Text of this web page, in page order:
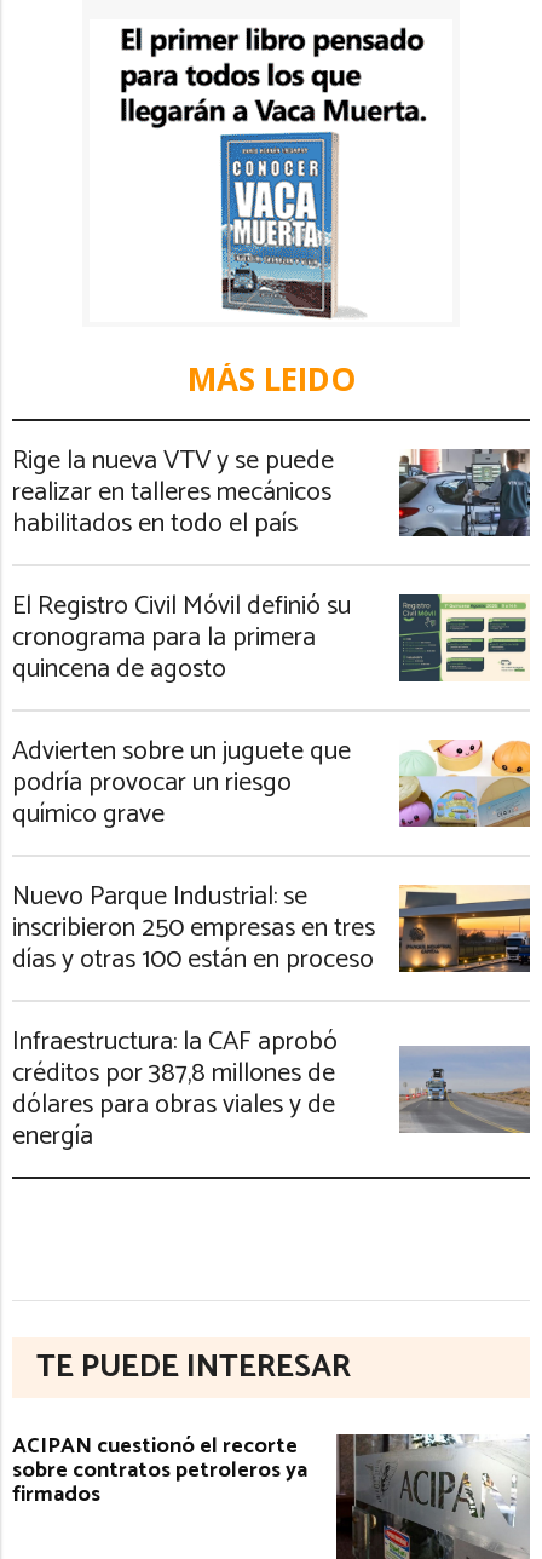
MÁS LEIDO
Rige la nueva VTV y se puede
realizar en talleres mecánicos
habilitados en todo el país
El Registro Civil Móvil definió su
cronograma para la primera
quincena de agosto
Advierten sobre un juguete que
podría provocar un riesgo
químico grave
Nuevo Parque Industrial: se
inscribieron 250 empresas en tres
días y otras 100 están en proceso
Infraestructura: la CAF aprobó
créditos por 387,8 millones de
dólares para obras viales y de
energía
TE PUEDE INTERESAR
ACIPAN cuestionó el recorte
sobre contratos petroleros ya
firmados